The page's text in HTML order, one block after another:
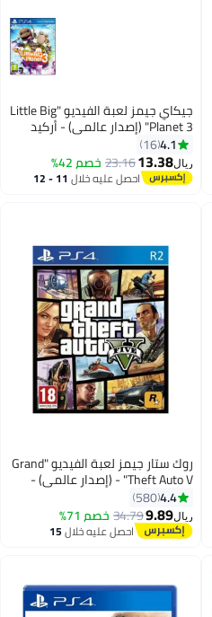
جيكاي جيمز لعبة الفيديو "Little Big
Planet 3" (إصدار عالمي) - أركيد
ومنصة - playstation_4_ps4
4.1
16
ريال13.38
23.16خصم 42%
احصل عليه خلال 11 - 12
روك ستار جيمز لعبة الفيديو "Grand
Theft Auto V" - (إصدار عالمي) -
مغامرة - playstation_4_ps4
4.4
580
ريال9.89
34.79خصم 71%
احصل عليه خلال15